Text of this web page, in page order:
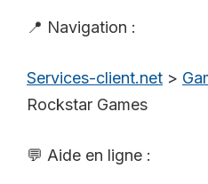
📍 Navigation :
Services-client.net >
Rockstar Games
💬 Aide en ligne :